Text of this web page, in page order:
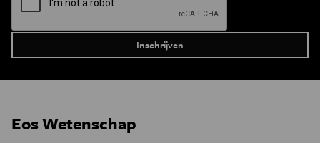
Eos Wetenschap